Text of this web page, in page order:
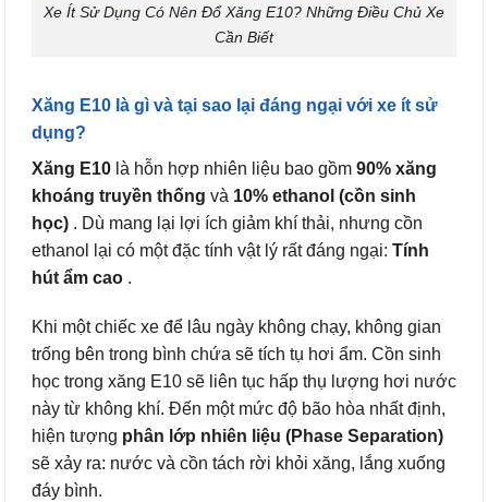
Xe Ít Sử Dụng Có Nên Đổ Xăng E10? Những Điều Chủ Xe
Cần Biết
Xăng E10 là gì và tại sao lại đáng ngại với xe ít sử
dụng?
Xăng E10 là hỗn hợp nhiên liệu bao gồm 90% xăng
khoáng truyền thống và 10% ethanol (cồn sinh
học) . Dù mang lại lợi ích giảm khí thải, nhưng cồn
ethanol lại có một đặc tính vật lý rất đáng ngại: Tính
hút ẩm cao .
Khi một chiếc xe để lâu ngày không chạy, không gian
trống bên trong bình chứa sẽ tích tụ hơi ẩm. Cồn sinh
học trong xăng E10 sẽ liên tục hấp thụ lượng hơi nước
này từ không khí. Đến một mức độ bão hòa nhất định,
hiện tượng phân lớp nhiên liệu (Phase Separation)
sẽ xảy ra: nước và cồn tách rời khỏi xăng, lắng xuống
đáy bình.